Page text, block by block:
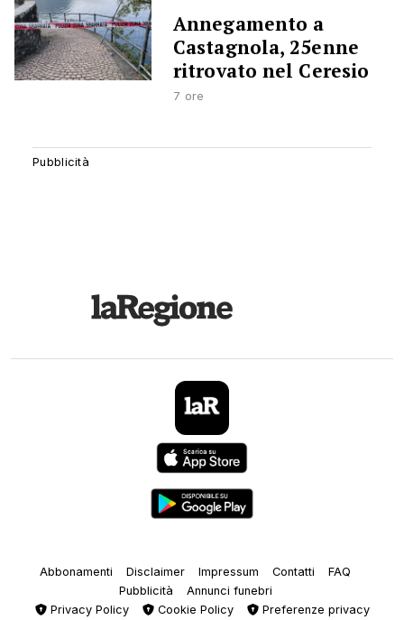
Annegamento a
Castagnola, 25enne
ritrovato nel Ceresio
7 ore
Abbonamenti Disclaimer Impressum Contatti
FAQ
Pubblicità
Annunci funebri
Privacy Policy
Cookie Policy Preferenze privacy